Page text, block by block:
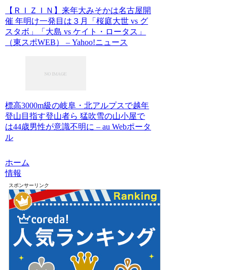
【ＲＩＺＩＮ】来年大みそかは名古屋開
催 年明け一発目は３月「桜庭大世 vs グ
スタボ」「大島 vs ケイト・ロータス」
（東スポWEB） – Yahoo!ニュース
標高3000m級の岐阜・北アルプスで越年
登山目指す登山者ら 猛吹雪の山小屋で
は44歳男性が意識不明に – au Webポータ
ル
ホーム
情報
スポンサーリンク